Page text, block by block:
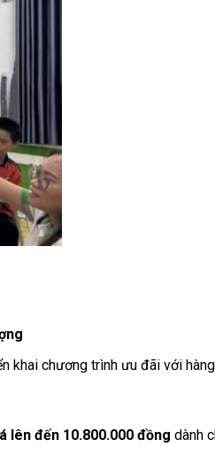
khai chương trình ưu đãi với
lên đến 10.800.000 đồng dành